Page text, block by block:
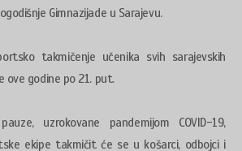
Gimnazijade u Sarajevu.
takmičenje učenika svih sarajevskih
ove godine po 21. put.
uzrokovane pandemijom COVID-19,
ekipe takmičit će se u košarci, odbojci i